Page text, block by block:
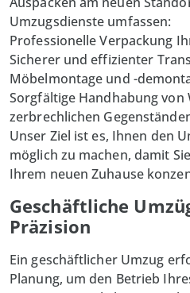
Umzugsdienste umfassen:
Professionelle Verpackung
Sicherer und effizienter
Möbelmontage und -
Sorgfältige Handhabung von
zerbrechlichen
Unser Ziel ist es, Ihnen den
möglich zu machen, damit
Ihrem neuen Zuhause
Geschäftliche
Präzision
Ein geschäftlicher Umzug
Planung, um den Betrieb